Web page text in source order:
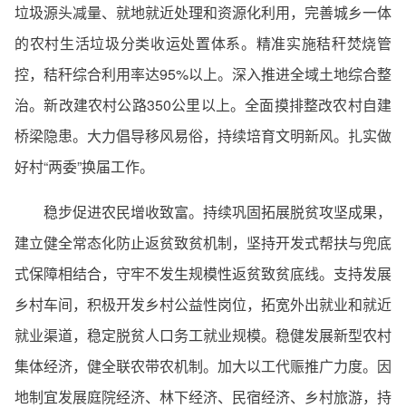
垃圾源头减量、就地就近处理和资源化利用，完善城乡一体
的农村生活垃圾分类收运处置体系。精准实施秸秆焚烧管
控，秸秆综合利用率达95%以上。深入推进全域土地综合整
治。新改建农村公路350公里以上。全面摸排整改农村自建
桥梁隐患。大力倡导移风易俗，持续培育文明新风。扎实做
好村“两委”换届工作。
稳步促进农民增收致富。持续巩固拓展脱贫攻坚成果，
建立健全常态化防止返贫致贫机制，坚持开发式帮扶与兜底
式保障相结合，守牢不发生规模性返贫致贫底线。支持发展
乡村车间，积极开发乡村公益性岗位，拓宽外出就业和就近
就业渠道，稳定脱贫人口务工就业规模。稳健发展新型农村
集体经济，健全联农带农机制。加大以工代赈推广力度。因
地制宜发展庭院经济、林下经济、民宿经济、乡村旅游，持